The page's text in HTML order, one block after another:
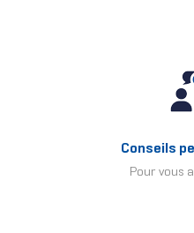
Conseils
Pour vous